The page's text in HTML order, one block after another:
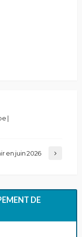
|
en juin 2026
DE